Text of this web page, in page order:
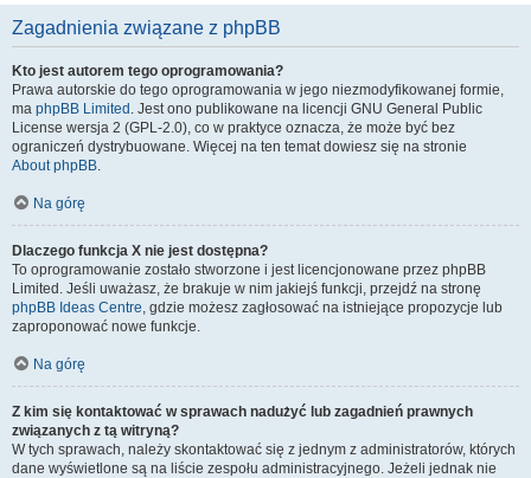
Zagadnienia związane z phpBB
Kto jest autorem tego oprogramowania?
Prawa autorskie do tego oprogramowania w jego niezmodyfikowanej formie,
ma phpBB Limited . Jest ono publikowane na licencji GNU General Public
License wersja 2 (GPL-2.0), co w praktyce oznacza, że może być bez
ograniczeń dystrybuowane. Więcej na ten temat dowiesz się na stronie
About phpBB.
Na górę
Dlaczego funkcja X nie jest dostępna?
To oprogramowanie zostało stworzone i jest licencjonowane przez phpBB
Limited. Jeśli uważasz, że brakuje w nim jakiejś funkcji, przejdź na stronę
phpBB Ideas Centre, gdzie możesz zagłosować na istniejące propozycje lub
zaproponować nowe funkcje.
Na górę
Z kim się kontaktować w sprawach nadużyć lub zagadnień prawnych
związanych z tą witryną?
W tych sprawach, należy skontaktować się z jednym z administratorów, których
dane wyświetlone są na liście zespołu administracyjnego. Jeżeli jednak nie